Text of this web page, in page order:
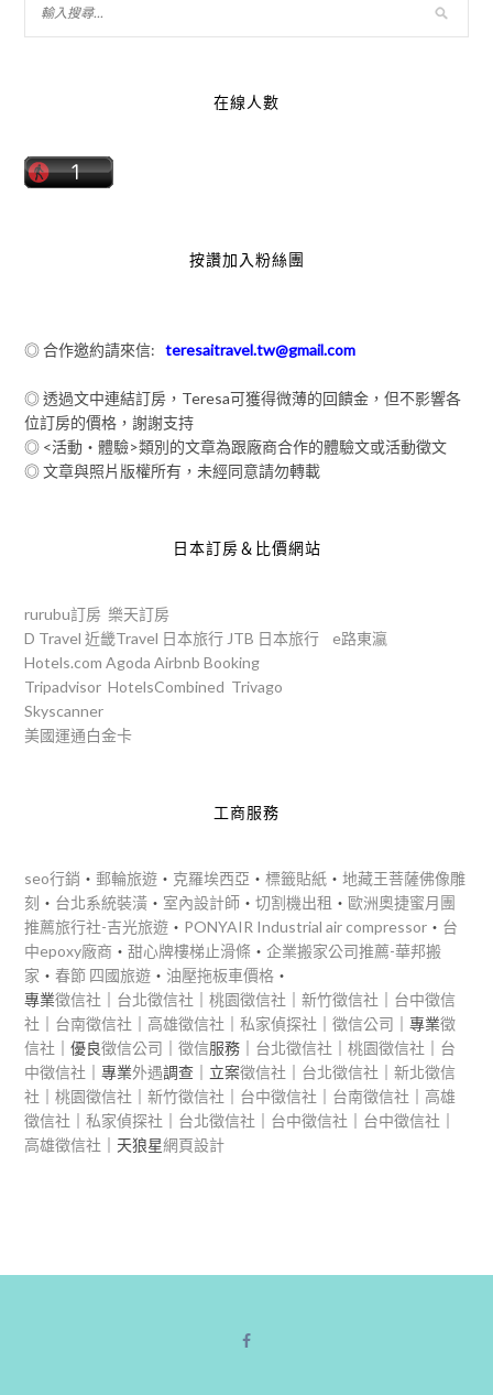
在線人數
按讚加入粉絲團
◎ 合作邀約請來信:teresaitravel.tw@gmail.com
◎ 透過文中連結訂房，Teresa可獲得微薄的回饋金，但不影響各
位訂房的價格，謝謝支持
◎ <活動‧體驗>類別的文章為跟廠商合作的體驗文或活動徵文
◎ 文章與照片版權所有，未經同意請勿轉載
日本訂房＆比價網站
rurubu訂房 樂天訂房
D Travel 近畿Travel 日本旅行 JTB 日本旅行
e路東瀛
Hotels.com Agoda Airbnb Booking
Tripadvisor HotelsCombined Trivago
Skyscanner
美國運通白金卡
工商服務
seo行銷 ‧郵輪旅遊 ‧ 克羅埃西亞 ‧標籤貼紙 ‧地藏王菩薩佛像雕
刻 ‧ 台北系統裝潢 ‧ 室內設計師 ‧切割機出租 ‧歐洲奧捷蜜月團
推薦旅行社-吉光旅遊 ‧ PONYAIR Industrial air compressor ‧ 台
中epoxy廠商 ‧甜心牌樓梯止滑條 ‧企業搬家公司推薦-華邦搬
家 ‧春節 四國旅遊 ‧ 油壓拖板車價格 ‧
專業徵信社 台北徵信社 ｜桃園徵信社 ｜新竹徵信社
台中徵信
社
台南徵信社 高雄徵信社 ｜私家偵探社 ｜徵信公司 ｜專業徵
信社 ｜優良徵信公司 ｜徵信服務｜ 台北徵信社 ｜桃園徵信社
台
中徵信社 ｜專業外遇調查｜立案徵信社 台北徵信社 ｜新北徵信
社 ｜桃園徵信社 ｜新竹徵信社 台中徵信社 台南徵信社
高雄
徵信社 ｜私家偵探社 台北徵信社 台中徵信社 台中徵信社
高雄徵信社 ｜天狼星網頁設計